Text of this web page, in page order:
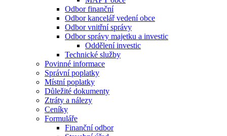
Odbor finanční
Odbor kancelář vedení obce
Odbor vnitřní správy
Odbor správy majetku a investic
Oddělení investic
Technické služby
Povinné informace
Správní poplatky
Místní poplatky
Důležité dokumenty
Ztráty a nálezy
Ceníky
Formuláře
Finanční odbor